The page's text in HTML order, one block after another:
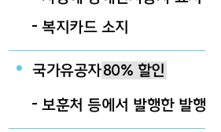
복지카드 소지
국가유공자80% 할인
보훈처 등에서 발행한 발행